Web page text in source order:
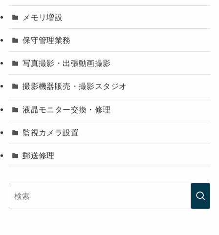
メモリ増設
保守管理業務
写真撮影・出張動画撮影
撮影機器販売・撮影スタジオ
液晶モニター交換・修理
監視カメラ設置
郵送修理